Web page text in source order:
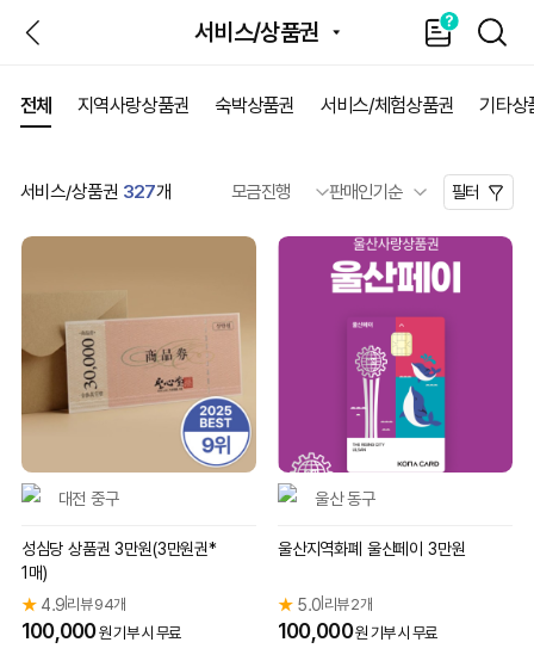
뒤
서비스/상품권
가
이
전체 지역사랑상품권 숙박상품권 서비스/체험상품권 기타상
서비스/상품권 327개 필터
대전 중구
성심당 상품권 3만원(3만원권*
1매)
★4.9 리뷰 94개
100,000원 기부 시 무료
울산 동구
울산지역화폐 울산페이 3만원
★ 5.0 리뷰 2개
100,000원 기부 시 무료